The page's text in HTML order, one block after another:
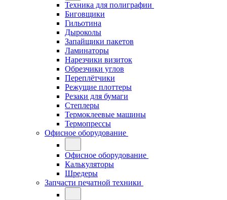
Техника для полиграфии
Биговщики
Гильотина
Дыроколы
Запайщики пакетов
Ламинаторы
Нарезчики визиток
Обрезчики углов
Переплётчики
Режущие плоттеры
Резаки для бумаги
Степлеры
Термоклеевые машины
Термопрессы
Офисное оборудование
Офисное оборудование
Калькуляторы
Шредеры
Запчасти печатной техники